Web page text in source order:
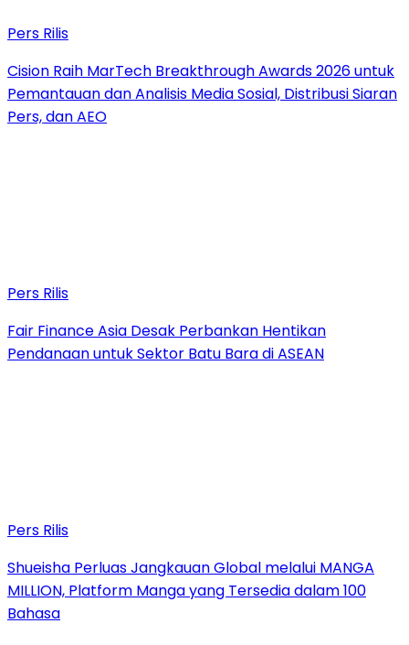
Pers Rilis
Cision Raih MarTech Breakthrough Awards 2026 untuk
Pemantauan dan Analisis Media Sosial, Distribusi Siaran
Pers, dan AEO
Pers Rilis
Fair Finance Asia Desak Perbankan Hentikan
Pendanaan untuk Sektor Batu Bara di ASEAN
Pers Rilis
Shueisha Perluas Jangkauan Global melalui MANGA
MILLION, Platform Manga yang Tersedia dalam 100
Bahasa